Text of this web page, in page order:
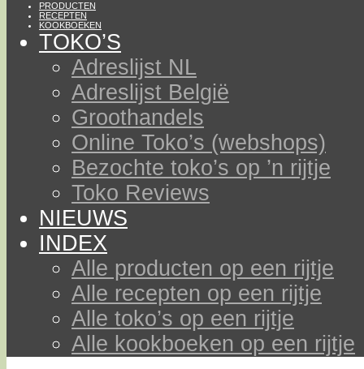
PRODUCTEN
RECEPTEN
KOOKBOEKEN
TOKO’S
Adreslijst NL
Adreslijst België
Groothandels
Online Toko’s (webshops)
Bezochte toko’s op ’n rijtje
Toko Reviews
NIEUWS
INDEX
Alle producten op een rijtje
Alle recepten op een rijtje
Alle toko’s op een rijtje
Alle kookboeken op een rijtje